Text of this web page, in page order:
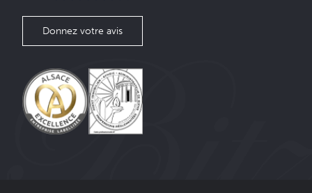
Donnez votre avis